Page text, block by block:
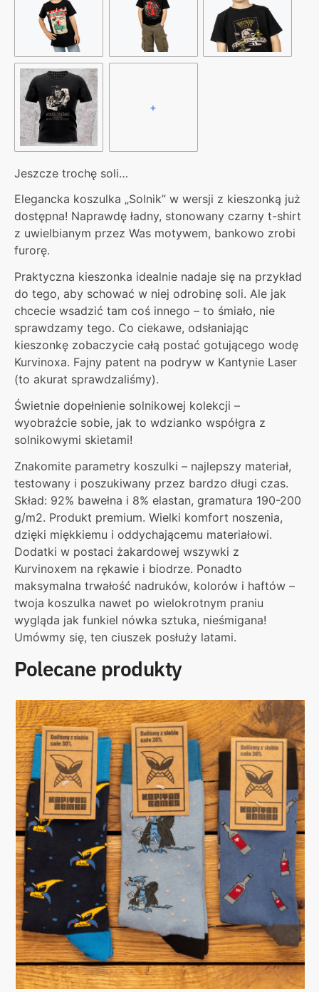
+
Jeszcze trochę soli…
Elegancka koszulka „Solnik” w wersji z kieszonką już
dostępna! Naprawdę ładny, stonowany czarny t-shirt
z uwielbianym przez Was motywem, bankowo zrobi
furorę.
Praktyczna kieszonka idealnie nadaje się na przykład
do tego, aby schować w niej odrobinę soli. Ale jak
chcecie wsadzić tam coś innego – to śmiało, nie
sprawdzamy tego. Co ciekawe, odsłaniając
kieszonkę zobaczycie całą postać gotującego wodę
Kurvinoxa. Fajny patent na podryw w Kantynie Laser
(to akurat sprawdzaliśmy).
Świetnie dopełnienie solnikowej kolekcji –
wyobraźcie sobie, jak to wdzianko współgra z
solnikowymi skietami!
Znakomite parametry koszulki – najlepszy materiał,
testowany i poszukiwany przez bardzo długi czas.
Skład: 92% bawełna i 8% elastan, gramatura 190-200
g/m2. Produkt premium. Wielki komfort noszenia,
dzięki miękkiemu i oddychającemu materiałowi.
Dodatki w postaci żakardowej wszywki z
Kurvinoxem na rękawie i biodrze. Ponadto
maksymalna trwałość nadruków, kolorów i haftów –
twoja koszulka nawet po wielokrotnym praniu
wygląda jak funkiel nówka sztuka, nieśmigana!
Umówmy się, ten ciuszek posłuży latami.
Polecane produkty